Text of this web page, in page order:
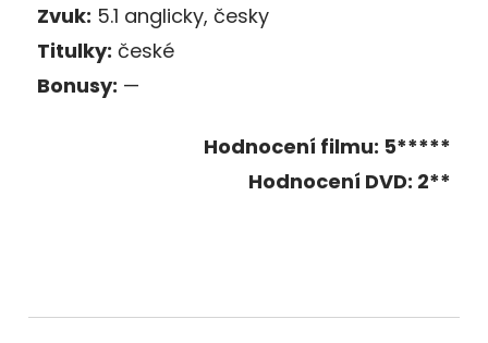
Zvuk: 5.1 anglicky, česky
Titulky: české
Bonusy: —
Hodnocení filmu: 5*****
Hodnocení DVD: 2**